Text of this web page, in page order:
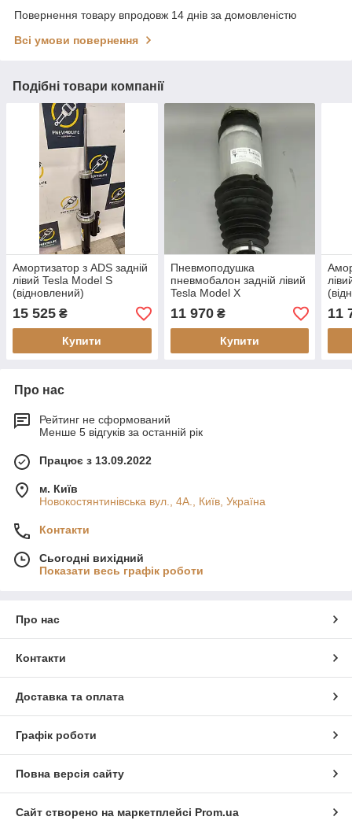
Повернення товару впродовж 14 днів за домовленістю
Всі умови повернення
Подібні товари компанії
Амортизатор з ADS задній
лівий Tesla Model S
(відновлений)
15 525 ₴
Купити
Пневмоподушка
пневмобалон задній лівий
Tesla Model X
(відновлений)
11 970₴
Купити
11
Про нас
Рейтинг не сформований
Менше 5 відгуків за останній рік
Працює з 13.09.2022
м. Київ
Новокостянтинівська вул., 4А., Київ, Україна
Контакти
Сьогодні вихідний
Показати весь графік роботи
Про нас
Контакти
Доставка та оплата
Графік роботи
Повна версія сайту
Сайт створено на маркетплейсі Prom.ua